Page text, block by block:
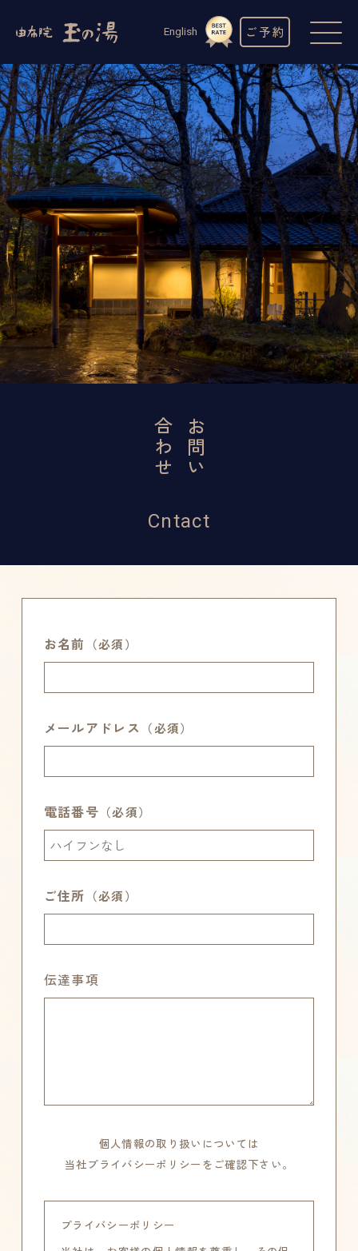
English ご予約
お問い
合わせ
Cntact
お名前
メールアドレス
電話番号
ご住所
伝達事項
個人情報の取り扱いについては
当社プライバシーポリシーをご確認下さい。
プライバシーポリシー